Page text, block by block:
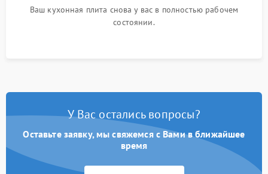
Ваш кухонная плита снова у вас в полностью рабочем
состоянии.
У Вас остались вопросы?
Оставьте заявку, мы свяжемся с Вами в ближайшее
время